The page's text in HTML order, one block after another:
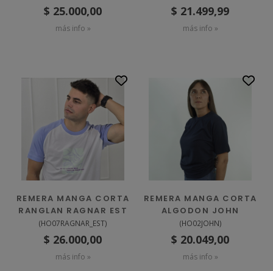
$ 25.000,00
más info »
$ 21.499,99
más info »
REMERA MANGA CORTA
RANGLAN RAGNAR EST
(HO07RAGNAR_EST)
$ 26.000,00
más info »
REMERA MANGA CORTA
ALGODON JOHN
(HO02JOHN)
$ 20.049,00
más info »